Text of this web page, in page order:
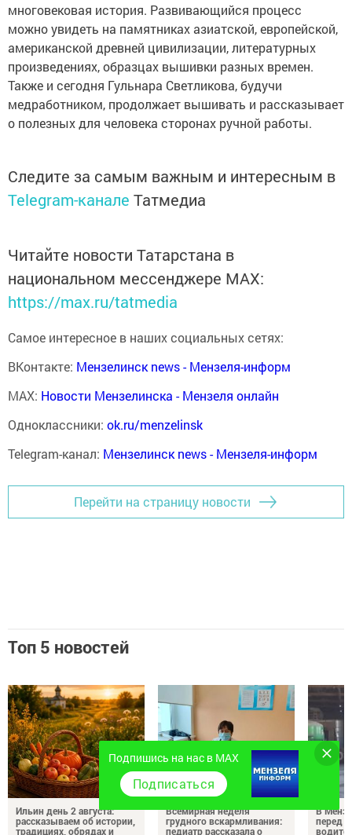
многовековая история. Развивающийся процесс
можно увидеть на памятниках азиатской, европейской,
американской древней цивилизации, литературных
произведениях, образцах вышивки разных времен.
Также и сегодня Гульнара Светликова, будучи
медработником, продолжает вышивать и рассказывает
о полезных для человека сторонах ручной работы.
Следите за самым важным и интересным в
Telegram-канале Татмедиа
Читайте новости Татарстана в
национальном мессенджере MАХ:
https://max.ru/tatmedia
Самое интересное в наших социальных сетях:
ВКонтакте: Мензелинск news - Мензеля-информ
MAX: Новости Мензелинска - Мензеля онлайн
Одноклассники: ok.ru/menzelinsk
Telegram-канал: Мензелинск news - Мензеля-информ
Перейти на страницу новости
Топ 5 новостей
Ильин день 2 августа:
рассказываем об истории,
традициях, обрядах и
Всемирная неделя
грудного вскармливания:
педиатр рассказала о
В
перед
Подпишись на нас в MAX
Подписаться